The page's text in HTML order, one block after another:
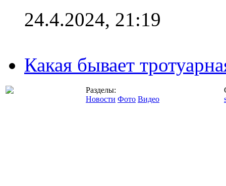
24.4.2024, 21:19
Какая бывает
Разделы:
Новости Фото Видео